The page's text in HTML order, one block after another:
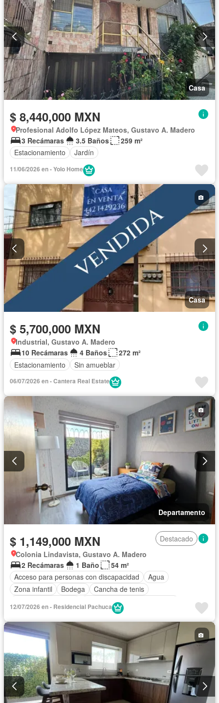
Casa
$ 8,440,000 MXN
Profesional Adolfo López Mateos, Gustavo A. Madero
3 Recámaras
3.5 Baños
259 m²
Estacionamiento
Jardín
11/06/2026 en - Yolo Home
Casa
$ 5,700,000 MXN
Industrial, Gustavo A. Madero
10 Recámaras
4 Baños
272 m²
Estacionamiento
Sin amueblar
06/07/2026 en - Cantera Real Estate
Departamento
$ 1,149,000 MXN
Destacado
Colonia Lindavista, Gustavo A. Madero
2 Recámaras
1 Baño
54 m²
Acceso para personas con discapacidad
Agua
Zona infantil
Bodega
Cancha de tenis
Circuito cerrado de televisión
Cuarto de Limpieza
Cuarto de servicio
Electricidad
Estacionamiento
Gimnasio
Internet Jardín
Recámara con closet
Sala polivalente
Seguridad Wifi
Zonas verdes
Parcialmente amueblado
12/07/2026 en - Residencial Pachuca